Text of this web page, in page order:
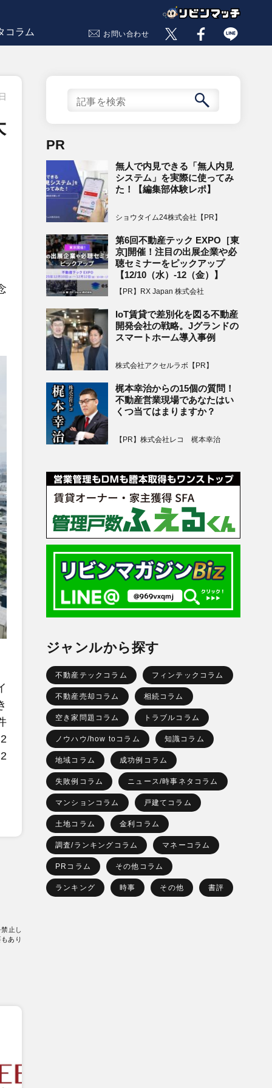
コラム お問い合わせ
止し
あり
PR
無人で内見できる「無人内見
システム」を実際に使ってみ
た！【編集部体験レポ】
ショウタイム24株式会社【PR】
第6回不動産テック EXPO［東
京]開催！注目の出展企業や必
聴セミナーをピックアップ
【12/10（水）-12（金）】
【PR】RX Japan 株式会社
IoT賃貸で差別化を図る不動産
開発会社の戦略。Jグランドの
スマートホーム導入事例
株式会社アクセルラボ【PR】
梶本幸治からの15個の質問！
不動産営業現場であなたはい
くつ当てはまりますか？
【PR】株式会社レコ 梶本幸治
ジャンルから探す
不動産テックコラム フィンテックコラム
不動産売却コラム 相続コラム
空き家問題コラム トラブルコラム
ノウハウ/how toコラム 知識コラム
地域コラム 成功例コラム
失敗例コラム ニュース/時事ネタコラム
マンションコラム 戸建てコラム
土地コラム 金利コラム
調査/ランキングコラム マネーコラム
PRコラム その他コラム
ランキング 時事 その他 書評